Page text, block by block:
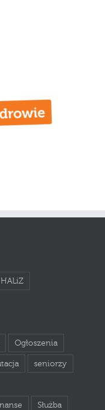
HALiZ
Ogłoszenia
seniorzy
Służba